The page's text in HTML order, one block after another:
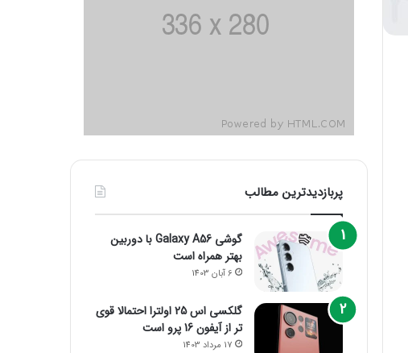
پربازدیدترین مطالب
گوشی Galaxy A56 با دوربین
بهتر همراه است
6 آبان 1403
گلکسی اس 25 اولترا احتمالا قوی
تر از آیفون 16 پرو است
17 مرداد 1403